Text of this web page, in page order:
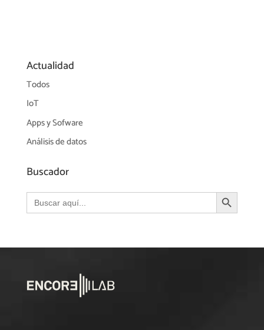
Actualidad
Todos
IoT
Apps y Sofware
Análisis de datos
Buscador
Buscar: Botón de búsqueda